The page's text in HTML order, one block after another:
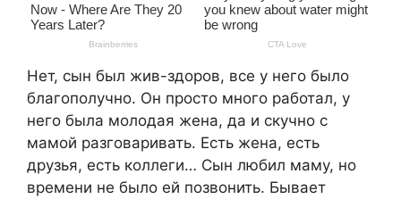
Нет, сын был жив-здоров, все у него было
благополучно. Он просто много работал, у
него была молодая жена, да и скучно с
мамой разговаривать. Есть жена, есть
друзья, есть коллеги… Сын любил маму, но
времени не было ей позвонить. Бывает